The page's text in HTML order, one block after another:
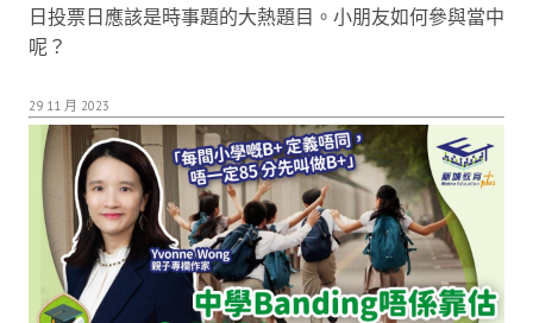
日投票日應該是時事題的大熱題目。小朋友如何參與當中
呢？
29 11 月 2023